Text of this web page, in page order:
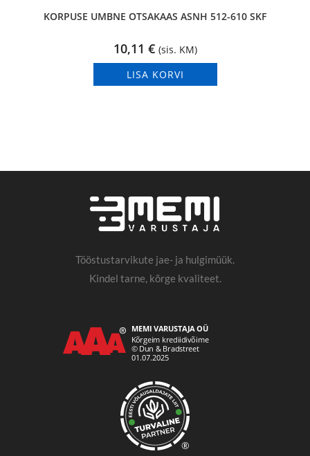
KORPUSE UMBNE OTSAKAAS ASNH 512-610 SKF
10,11 € (sis. KM)
LISA KORVI
Tööstustarvikute jae- ja hulgimüük.
Kindel tarne, kõrge kvaliteet.
®